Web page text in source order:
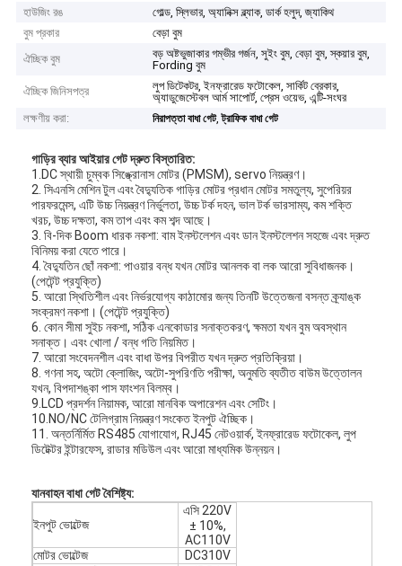
হাউজিং রঙ
গোল্ড, স্লিভার, অ্যানিক্স ব্ল্যাক, ডার্ক হলুদ, জ্যাকিথ
বুম প্রকার
বেড়া বুম
ঐচ্ছিক বুম
বড় অষ্টভুজাকার গম্ভীর গর্জন, সুইং বুম, বেড়া বুম, স্কয়ার বুম,
Fording বুম
ঐচ্ছিক জিনিসপত্র
লুপ ডিটেকটর, ইনফ্রারেড ফটোকেল, সার্কিট ব্রেকার,
অ্যাডুজেস্টেবল আর্ম সাপোর্ট, প্রেস ওয়েভ, এন্টি-সংঘর
লক্ষণীয় করা:
নিরাপত্তা বাধা গেট,ট্রাফিক বাধা গেট
গাড়ির ব্যারআইয়ার গেট দ্রুত বিস্তারিত:
1.DC স্থায়ী চুম্বক সিঙ্ক্রোনাস মোটর (PMSM), servo নিয়ন্ত্রণ।
2. সিএনসি মেশিন টুল এবং বৈদ্যুতিক গাড়ির মোটর প্রধান মোটর সমতুল্য, সুপেরিয়র
পারফরমেন্স, এটি উচ্চ নিয়ন্ত্রণ নির্ভুলতা, উচ্চ টর্ক দহন, ভাল টর্ক ভারসাম্য, কম শক্তি
খরচ, উচ্চ দক্ষতা, কম তাপ এবং কম শব্দ আছে।
3. বি-দিক Boom ধারক নকশা: বাম ইনস্টলেশন এবং ডান ইনস্টলেশন সহজে এবং দ্রুত
বিনিময় করা যেতে পারে।
4. বৈদ্যুতিন ছোঁ নকশা: পাওয়ার বন্ধ যখন মোটর আনলক বা লক আরো সুবিধাজনক।
(পেটেন্ট প্রযুক্তি)
5. আরো স্থিতিশীল এবং নির্ভরযোগ্য কাঠামোর জন্য তিনটি উত্তেজনা বসন্ত ক্র্যাঙ্ক
সংক্রমণ নকশা। (পেটেন্ট প্রযুক্তি)
6. কোন সীমা সুইচ নকশা, সঠিক এনকোডার সনাক্তকরণ, ক্ষমতা যখন বুম অবস্থান
সনাক্ত। এবং খোলা / বন্ধ গতি নিয়মিত।
7. আরো সংবেদনশীল এবং বাধা উপর বিপরীত যখন দ্রুত প্রতিক্রিয়া।
8. গণনা সহ, অটো ক্লোজিং, অটো-সুপরিণতি পরীক্ষা, অনুমতি ব্যতীত বাউম উত্তোলন
যখন, বিপদাশঙ্কা পাস ফাংশন বিলম্ব।
9.LCD প্রদর্শন নিয়ামক, আরো মানবিক অপারেশন এবং সেটিং।
10.NO/NC টেলিগ্রাম নিয়ন্ত্রণ সংকেত ইনপুট ঐচ্ছিক।
11. অন্তর্নির্মিত RS485 যোগাযোগ, RJ45 নেটওয়ার্ক, ইনফ্রারেড ফটোকেল, লুপ
ডিটেক্টর ইন্টারফেস, রাডার মডিউল এবং আরো মাধ্যমিক উন্নয়ন।
যানবাহনবাধা গেট বৈশিষ্ট্য:
ইনপুট ভোল্টেজ
এসি 220V
± 10%,
AC110V
মোটর ভোল্টেজ
DC310V